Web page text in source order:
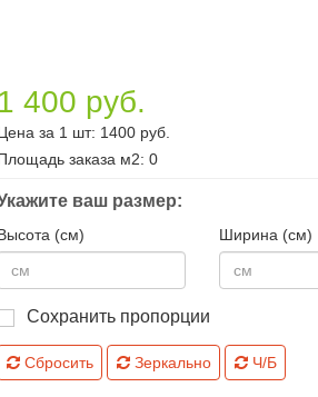
1 400 руб.
за 1 шт: 1400 руб.
заказа м2: 0
ваш размер:
(см) Ширина (см)
Сохранить пропорции
Сбросить Зеркально Ч/Б